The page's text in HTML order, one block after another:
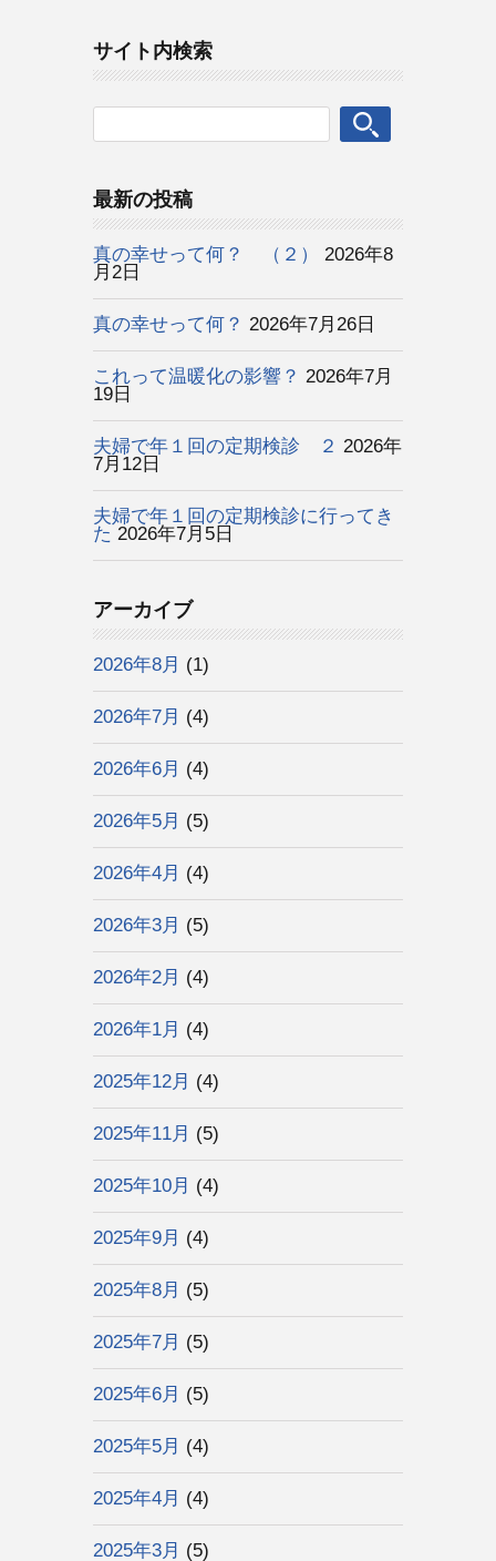
サイト内検索
最新の投稿
真の幸せって何？ （２）
2026年8
月2日
真の幸せって何？ 2026年7月26日
これって温暖化の影響？ 2026年7月
19日
夫婦で年１回の定期検診 ２ 2026年
7月12日
夫婦で年１回の定期検診に行ってき
た 2026年7月5日
アーカイブ
2026年8月 (1)
2026年7月 (4)
2026年6月 (4)
2026年5月 (5)
2026年4月 (4)
2026年3月 (5)
2026年2月 (4)
2026年1月 (4)
2025年12月 (4)
2025年11月 (5)
2025年10月 (4)
2025年9月 (4)
2025年8月 (5)
2025年7月 (5)
2025年6月 (5)
2025年5月 (4)
2025年4月 (4)
2025年3月 (5)